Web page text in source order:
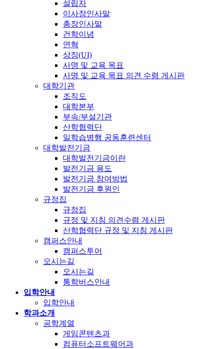
설립자
이사장인사말
총장인사말
건학이념
연혁
상징(UI)
사명 및 교육 목표
사명 및 교육 목표 의견 수렴 게시판
대학기관
조직도
대학본부
부속/부설기관
산학협력단
일학습병행 공동훈련센터
대학발전기금
대학발전기금이란
발전기금 용도
발전기금 참여방법
발전기금 후원인
규정집
규정집
규정 및 지침 의견수렴 게시판
산학협력단 규정 및 지침 게시판
캠퍼스안내
캠퍼스투어
오시는길
오시는길
통학버스안내
입학안내
입학안내
학과소개
공학계열
게임콘텐츠과
컴퓨터소프트웨어과